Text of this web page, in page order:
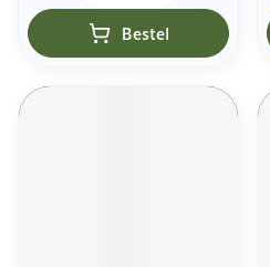
Bestel